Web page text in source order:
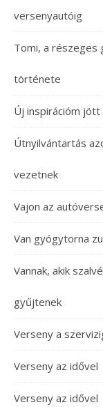
versenyautóig
Tomi, a részeges
története
Új inspirációm
Útnyilvántartás
vezetnek
Vajon az
Van gyógytorna
Vannak, akik
gyűjtenek
Verseny a
Verseny az idővel
Verseny az idővel